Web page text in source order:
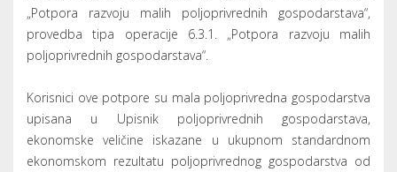
„Potpora razvoju malih poljoprivrednih gospodarstava“,
provedba tipa operacije 6.3.1. „Potpora razvoju malih
poljoprivrednih gospodarstava“.
Korisnici ove potpore su mala poljoprivredna gospodarstva
upisana u Upisnik poljoprivrednih gospodarstava,
ekonomske veličine iskazane u ukupnom standardnom
ekonomskom rezultatu poljoprivrednog gospodarstva od